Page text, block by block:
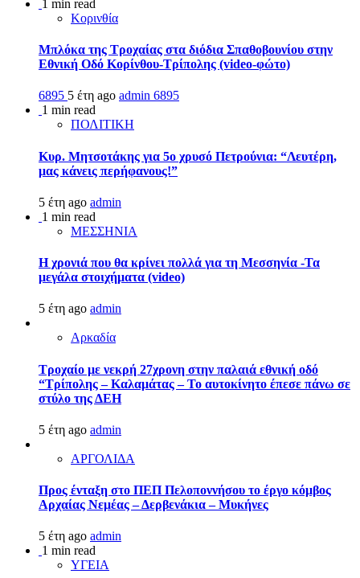
1 min read
Κορινθία
Μπλόκα της Τροχαίας στα διόδια Σπαθοβουνίου στην
Εθνική Οδό Κορίνθου-Τρίπολης (video-φώτο)
6895 5 έτη ago admin 6895
1 min read
ΠΟΛΙΤΙΚΗ
Κυρ. Μητσοτάκης για 5ο χρυσό Πετρούνια: “Λευτέρη,
μας κάνεις περήφανους!”
5 έτη ago admin
1 min read
ΜΕΣΣΗΝΙΑ
Η χρονιά που θα κρίνει πολλά για τη Μεσσηνία -Τα
μεγάλα στοιχήματα (video)
5 έτη ago admin
Αρκαδία
Τροχαίο με νεκρή 27χρονη στην παλαιά εθνική οδό
“Τρίπολης – Καλαμάτας – Το αυτοκίνητο έπεσε πάνω σε
στύλο της ΔΕΗ
5 έτη ago admin
ΑΡΓΟΛΙΔΑ
Προς ένταξη στο ΠΕΠ Πελοποννήσου το έργο κόμβος
Αρχαίας Νεμέας – Δερβενάκια – Μυκήνες
5 έτη ago admin
1 min read
ΥΓΕΙΑ